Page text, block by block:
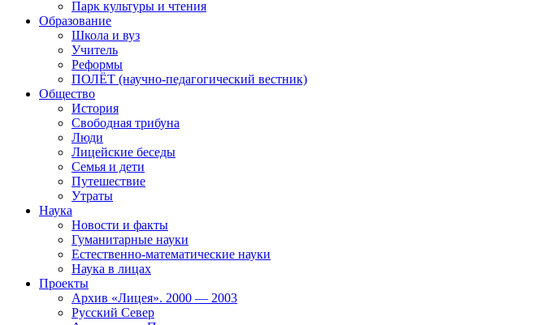
Парк культуры и чтения
Образование
Школа и вуз
Учитель
Реформы
ПОЛЁТ (научно-педагогический вестник)
Общество
История
Свободная трибуна
Люди
Лицейские беседы
Семья и дети
Путешествие
Утраты
Наука
Новости и факты
Гуманитарные науки
Естественно-математические науки
Наука в лицах
Проекты
Архив «Лицея». 2000 — 2003
Русский Север